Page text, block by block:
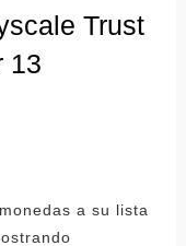
Trust
13
a su lista